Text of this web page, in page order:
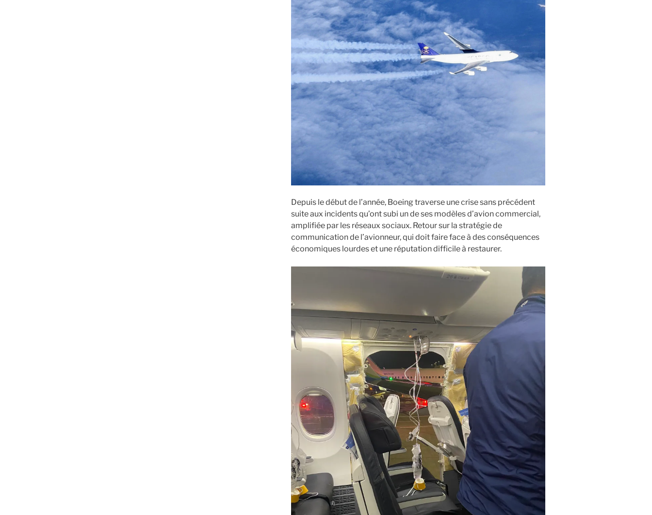
Depuis le début de l’année, Boeing traverse une crise sans précédent
suite aux incidents qu’ont subi un de ses modèles d’avion commercial,
amplifiée par les réseaux sociaux. Retour sur la stratégie de
communication de l’avionneur, qui doit faire face à des conséquences
économiques lourdes et une réputation difficile à restaurer.